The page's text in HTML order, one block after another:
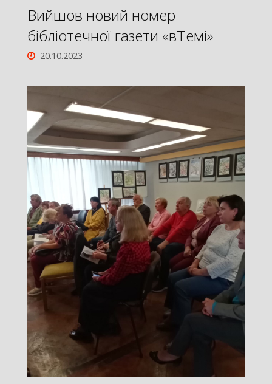
Вийшов новий номер
бібліотечної газети «вТемі»
20.10.2023